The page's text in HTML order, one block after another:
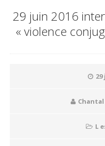
29 juin 2016
« violence
29
L